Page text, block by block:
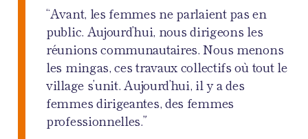
“Avant, les femmes ne parlaient pas en
public. Aujourd’hui, nous dirigeons les
réunions communautaires. Nous menons
les mingas, ces travaux collectifs où tout le
village s’unit. Aujourd’hui, il y a des
femmes dirigeantes, des femmes
professionnelles.”